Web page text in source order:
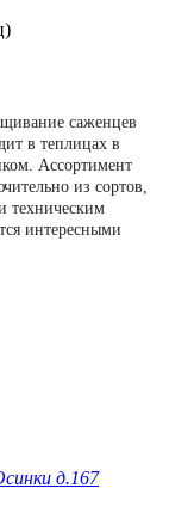
саженцев
в теплицах в
Ассортимент
из сортов,
техническим
интересными
д.167